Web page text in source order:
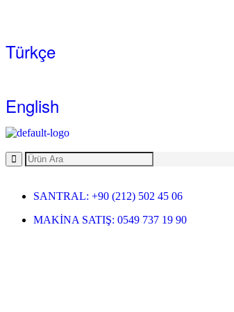
Türkçe
English
SANTRAL: +90 (212) 502 45 06
MAKİNA SATIŞ: 0549 737 19 90